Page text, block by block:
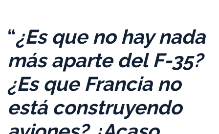
“¿Es que no hay nada
más aparte del F-35?
¿Es que Francia no
está construyendo